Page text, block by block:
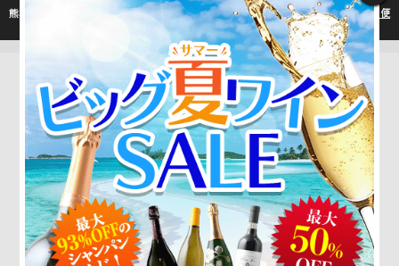
熊本地震の影響により九州への配送に遅れが生じております。最新情報は佐川急便
のHP
をご確認下さい。